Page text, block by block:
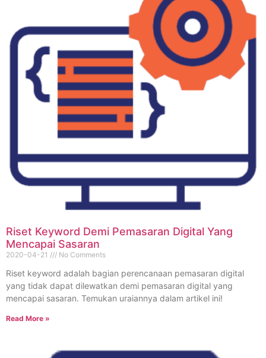
Riset Keyword Demi Pemasaran Digital Yang
Mencapai Sasaran
2020-04-21 No Comments
Riset keyword adalah bagian perencanaan pemasaran digital
yang tidak dapat dilewatkan demi pemasaran digital yang
mencapai sasaran. Temukan uraiannya dalam artikel ini!
Read More »